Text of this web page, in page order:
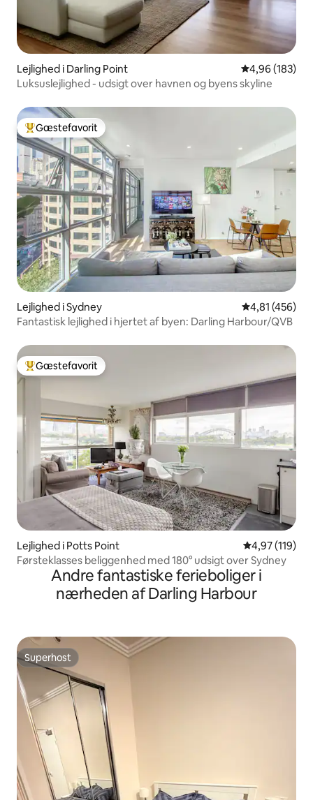
Lejlighed i Darling Point 4,96 ud af 5 i
4,96 (183)
Luksuslejlighed - udsigt over havnen og byens skyline
Bedste gæstefavorit
Gæstefavorit
Lejlighed i Sydney 4,81 ud af 5 i
4,81 (456)
Fantastisk lejlighed i hjertet af byen: Darling Harbour/QVB
Bedste gæstefavorit
Gæstefavorit
Lejlighed i Potts Point 4,97 ud af 5 i
4,97 (119)
Førsteklasses beliggenhed med 180° udsigt over Sydney
Andre fantastiske ferieboliger i
nærheden af Darling Harbour
Superhost
Superhost